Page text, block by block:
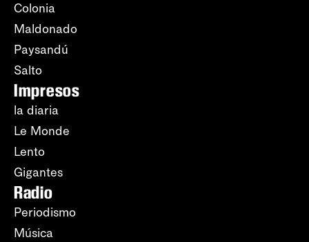
Colonia
Maldonado
Paysandú
Salto
Impresos
la diaria
Le Monde
Lento
Gigantes
Radio
Periodismo
Música